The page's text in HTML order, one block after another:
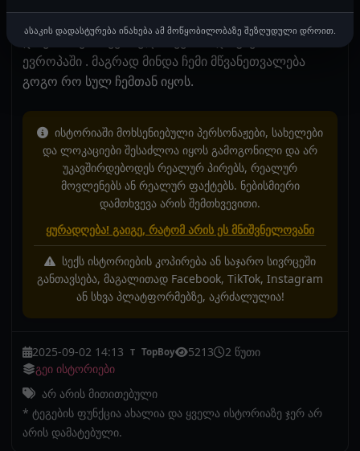
და ვაპირებ სიყვარული ავუხსნა და გავიპაროთ
ევროპაში . მაგრად მინდა ჩემი მწვანეთვალება
გოგო რო სულ ჩემთან იყოს.
ისტორიაში მოხსენიებული პერსონაჟები, სახელები
და ლოკაციები შესაძლოა იყოს გამოგონილი და არ
უკავშირდებოდეს რეალურ პირებს, რეალურ
მოვლენებს ან რეალურ ფაქტებს. ნებისმიერი
დამთხვევა არის შემთხვევითი.
ყურადღება! გაიგე, რატომ არის ეს მნიშვნელოვანი
სექს ისტორიების კოპირება ან საჯარო სივრცეში
განთავსება, მაგალითად Facebook, TikTok, Instagram
ან სხვა პლატფორმებზე, აკრძალულია!
2025-09-02 14:13 T TopBoy 5213
2 წუთი
გეი ისტორიები
არ არის მითითებული
* ტეგების ფუნქცია ახალია და ყველა ისტორიაზე ჯერ არ
არის დამატებული.
ასაკის დადასტურება ინახება ამ მოწყობილობაზე შეზღუდული დროით.